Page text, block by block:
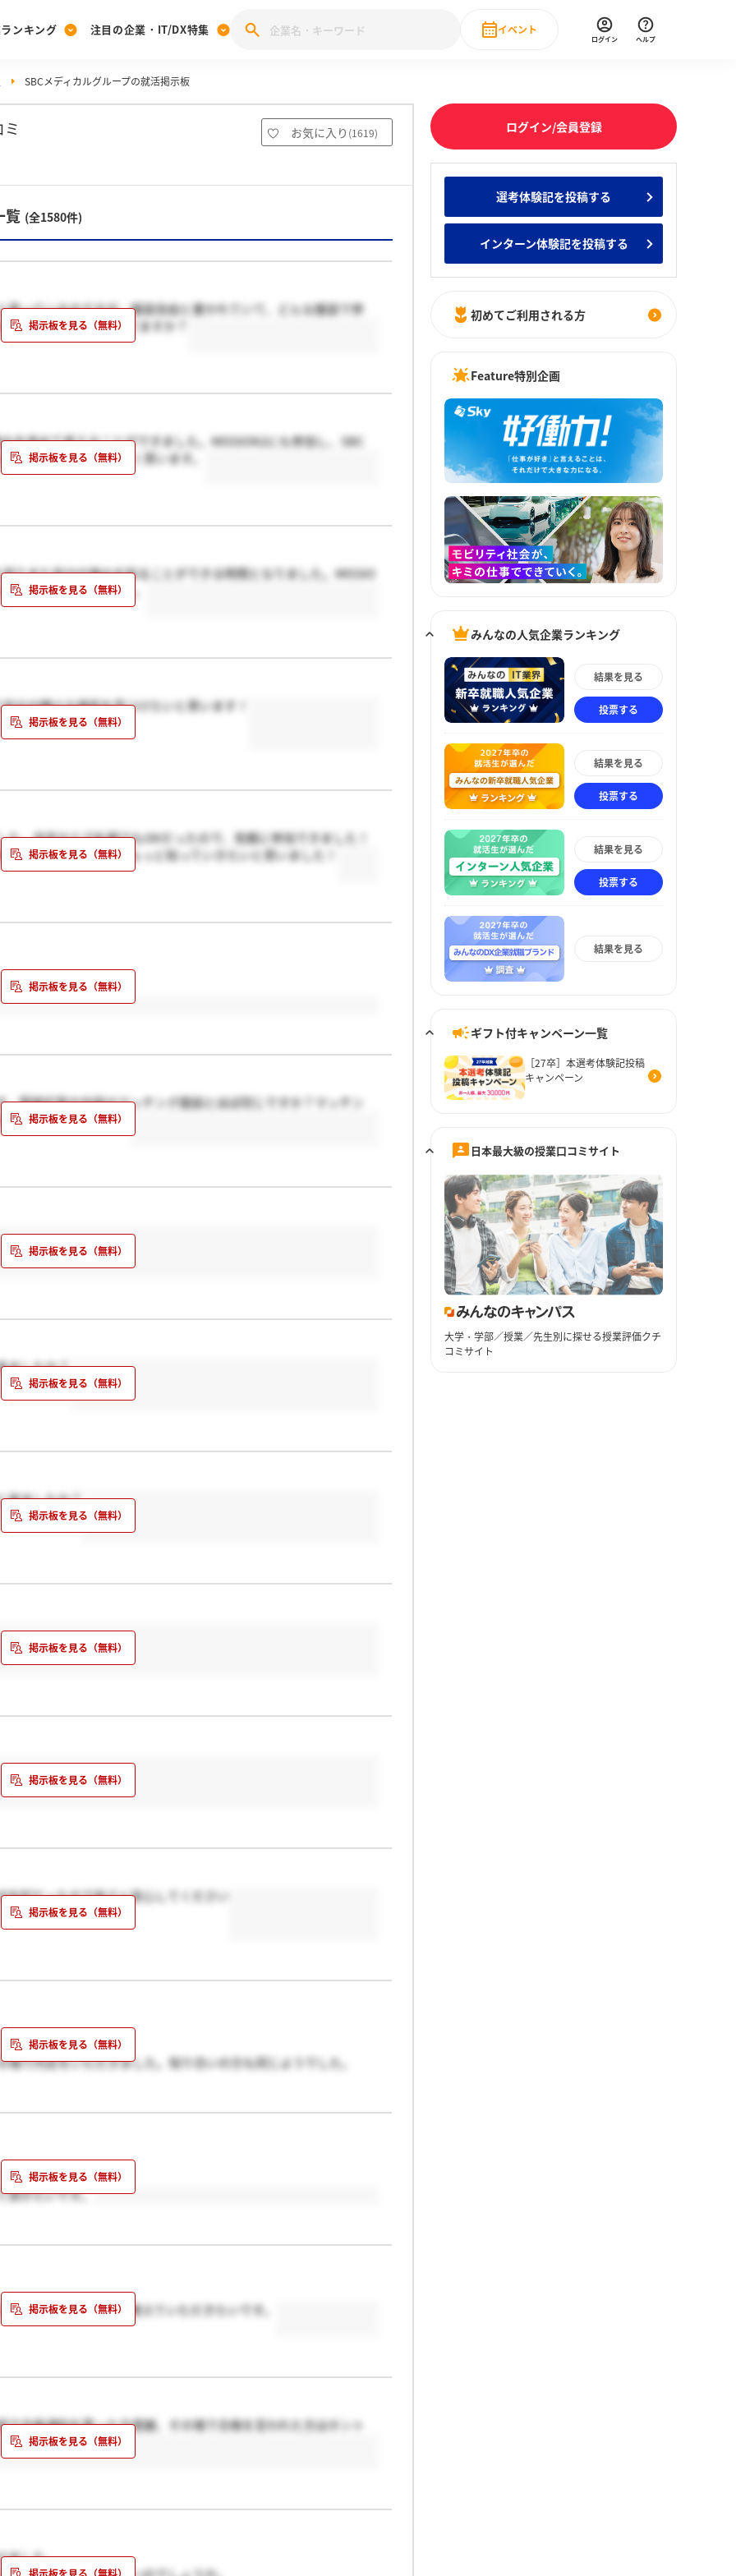
[27卒] 本選考体験記投稿キャンペーン
ンキング
みんなの新卒就職人気企業ランキング みんなのインターン人気企業ランキ
注目の企業・IT/DX特集
28卒 IT・DX現場社員インタビュー
業研究
イベント
直近のイベント一覧
ログイン ヘルプ
SBCメディカルグループの就活掲示板
お気に入り (1619)
覧 (全1580件)
思っているのですが、服装自由と書かれていて、どんな服装で参
メイクなどはどうしてますか？
を改めて考えることができました。MISSION2にも参加し、SBC
験させていただきたく思います。
りまた自分の強みを知ることができる時間となりました。MISSIO
いと強く思いました。
分の輝ける場所を見つけたいと思います！
。自宅からで私服でもOKだったので、気軽に参加できました！
もとてもしやすく、もっと知っていきたいと思いました！
質疑応答の内容はマッチング面談とほぼ同じですか？マッチン
トをお願いします。
ましたか？
来ましたか？
定だったので皆さん安心してください
で内定をいただきました。知り合いの方も同じようでした。
頂きたいです。
ければどうなったか教えていただきたいです。
合格通知を貰った方感謝、その場で合格を言われた方はホント
ました。
ログイン/会員登録
選考体験記を投稿する
インターン体験記を投稿する
初めてご利用される方
Feature特別企画
みんなの人気企業ランキング
結果を見る
投票する
結果を見る
投票する
結果を見る
投票する
結果を見る
ギフト付キャンペーン一覧
［27卒］本選考体験記投稿
キャンペーン
日本最大級の授業口コミサイト
大学・学部／授業／先生別に探せる授業評価クチ
コミサイト